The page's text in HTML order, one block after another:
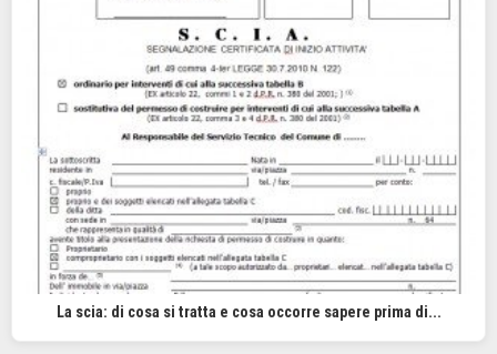
La scia: di cosa si tratta e cosa occorre sapere prima di...